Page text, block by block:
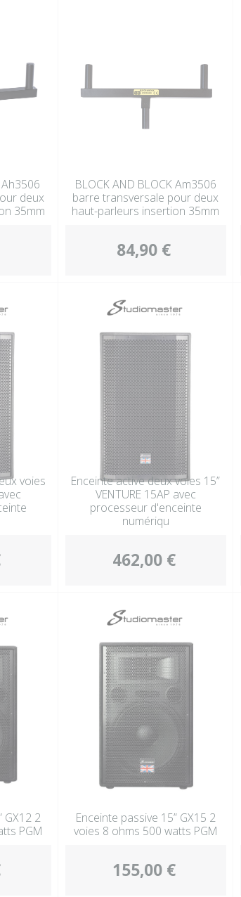
Ah3506
deux
35mm
BLOCK AND BLOCK Am3506
barre transversale pour deux
haut-parleurs insertion 35mm
84,90 €
voies
Enceinte active deux voies 15”
VENTURE 15AP avec
processeur d'enceinte
numériqu
462,00 €
GX12 2
PGM
Enceinte passive 15” GX15 2
voies 8 ohms 500 watts PGM
155,00 €